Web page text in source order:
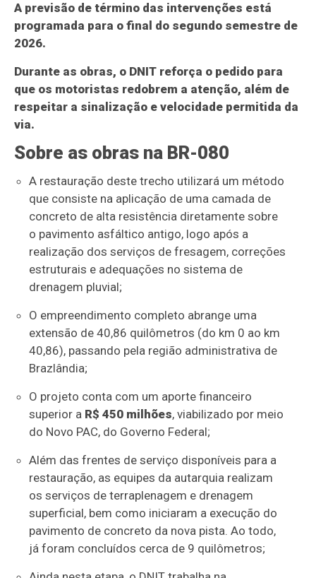
A previsão de término das intervenções está
programada para o final do segundo semestre de
2026.
Durante as obras, o DNIT reforça o pedido para
que os motoristas redobrem a atenção, além de
respeitar a sinalização e velocidade permitida da
via.
Sobre as obras na BR-080
A restauração deste trecho utilizará um método
que consiste na aplicação de uma camada de
concreto de alta resistência diretamente sobre
o pavimento asfáltico antigo, logo após a
realização dos serviços de fresagem, correções
estruturais e adequações no sistema de
drenagem pluvial;
O empreendimento completo abrange uma
extensão de 40,86 quilômetros (do km 0 ao km
40,86), passando pela região administrativa de
Brazlândia;
O projeto conta com um aporte financeiro
superior a R$ 450 milhões, viabilizado por meio
do Novo PAC, do Governo Federal;
Além das frentes de serviço disponíveis para a
restauração, as equipes da autarquia realizam
os serviços de terraplenagem e drenagem
superficial, bem como iniciaram a execução do
pavimento de concreto da nova pista. Ao todo,
já foram concluídos cerca de 9 quilômetros;